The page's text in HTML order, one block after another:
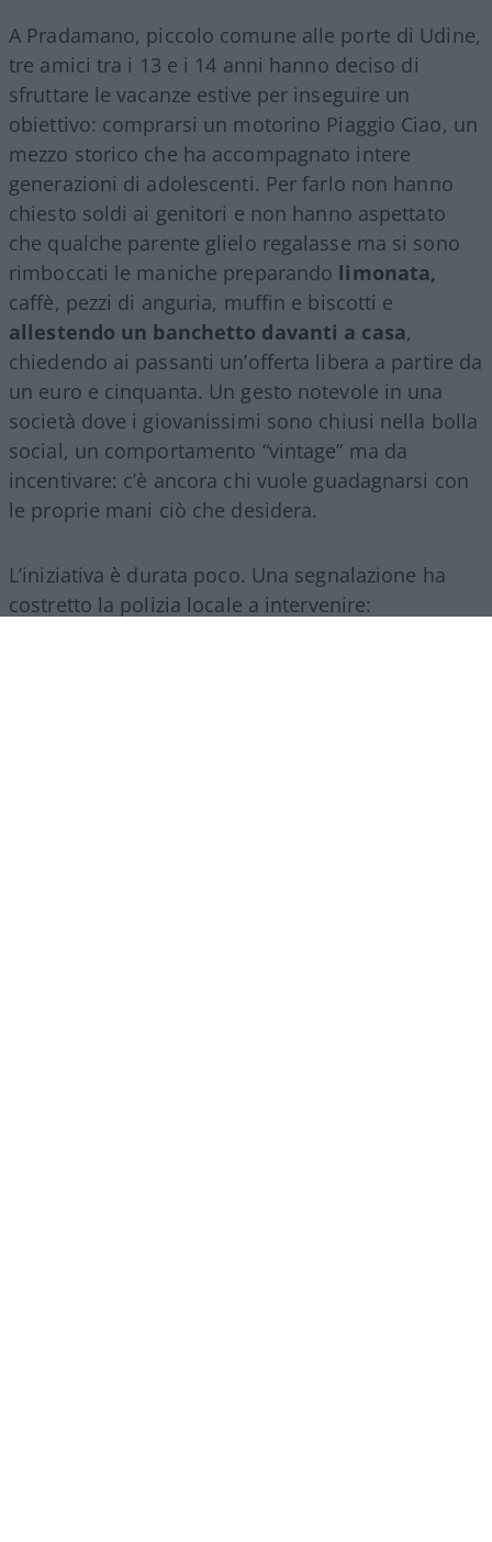
A Pradamano, piccolo comune alle porte di Udine,
tre amici tra i 13 e i 14 anni hanno deciso di
sfruttare le vacanze estive per inseguire un
obiettivo: comprarsi un motorino Piaggio Ciao, un
mezzo storico che ha accompagnato intere
generazioni di adolescenti. Per farlo non hanno
chiesto soldi ai genitori e non hanno aspettato
che qualche parente glielo regalasse ma si sono
rimboccati le maniche preparando limonata,
caffè, pezzi di anguria, muffin e biscotti e
allestendo un banchetto davanti a casa,
chiedendo ai passanti un’offerta libera a partire da
un euro e cinquanta. Un gesto notevole in una
società dove i giovanissimi sono chiusi nella bolla
social, un comportamento “vintage” ma da
incentivare: c’è ancora chi vuole guadagnarsi con
le proprie mani ciò che desidera.
L’iniziativa è durata poco. Una segnalazione ha
costretto la polizia locale a intervenire: